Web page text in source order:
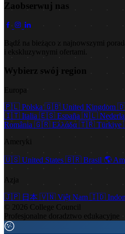
Zaobserwuj nas
Bądź na bieżąco z najnowszymi
i ekskluzywnymi ofertami.
Wybierz swój region
Europa
🇵🇱 Polska 🇬🇧 United Kingdom
🇮🇹 Italia 🇪🇸 España 🇳🇱
România 🇬🇷 Ελλάδα 🇹🇷 Türkiye
Ameryki
🇺🇸 United States 🇧🇷 Brasil 🌎
Azja
🇯🇵 日本 🇻🇳 Việt Nam 🇮🇩
© 2026 College Council
Profesjonalne doradztwo edukacyjne